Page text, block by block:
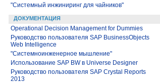
"Системный инжиниринг для чайников"
ДОКУМЕНТАЦИЯ
Operational Decision Management for Dummies
Руководство пользователя SAP BusinessObjects
Web Intelligence
"Системноинженерное мышление"
Использование SAP BW в Universe Designer
Руководство пользователя SAP Crystal Reports
2013